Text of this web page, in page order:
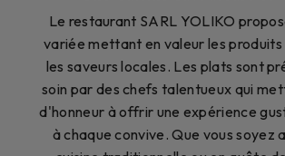
Le restaurant SARL YOLIKO
variée mettant en valeur les produits
les saveurs locales. Les plats sont
soin par des chefs talentueux qui
d'honneur à offrir une expérience
à chaque convive. Que vous soyez